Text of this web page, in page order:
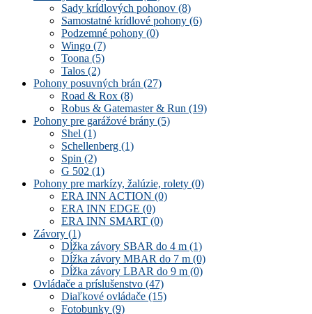
Sady krídlových pohonov (8)
Samostatné krídlové pohony (6)
Podzemné pohony (0)
Wingo (7)
Toona (5)
Talos (2)
Pohony posuvných brán (27)
Road & Rox (8)
Robus & Gatemaster & Run (19)
Pohony pre garážové brány (5)
Shel (1)
Schellenberg (1)
Spin (2)
G 502 (1)
Pohony pre markízy, žalúzie, rolety (0)
ERA INN ACTION (0)
ERA INN EDGE (0)
ERA INN SMART (0)
Závory (1)
Dĺžka závory SBAR do 4 m (1)
Dĺžka závory MBAR do 7 m (0)
Dĺžka závory LBAR do 9 m (0)
Ovládače a príslušenstvo (47)
Diaľkové ovládače (15)
Fotobunky (9)